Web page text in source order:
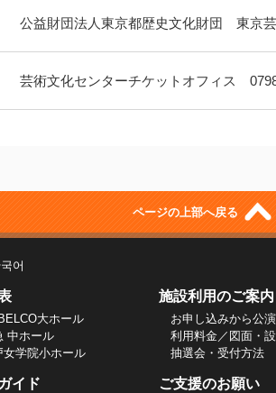
公益財団法人東京都歴史文化財団 東京
芸術文化センターチケットオフィス
ページの上部へ戻る
어
大ホール
中ホール
女学院小ホール
イド
施設利用のご案内
お申し込みから公
利用料金／図面・
抽選会・受付方法
ご支援のお願い